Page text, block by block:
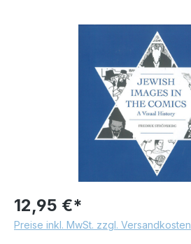
12,95 €*
Preise inkl. MwSt. zzgl. Versandkosten